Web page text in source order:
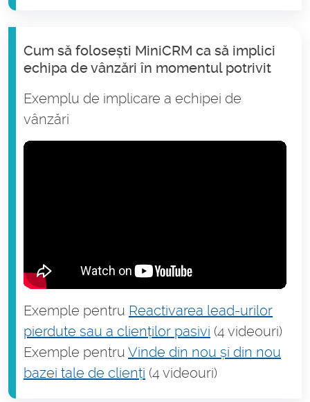
Cum să folosești MiniCRM ca să implici
echipa de vânzări în momentul potrivit
Exemplu de implicare a echipei de
vânzări
Exemple pentru Reactivarea lead-urilor
pierdute sau a clienților pasivi (4 videouri)
Exemple pentru Vinde din nou și din nou
bazei tale de clienți (4 videouri)